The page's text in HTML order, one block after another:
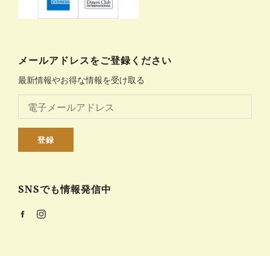
メールアドレスをご登録ください
最新情報やお得な情報を受け取る
登録
SNSでも情報発信中
FacebookInstagram